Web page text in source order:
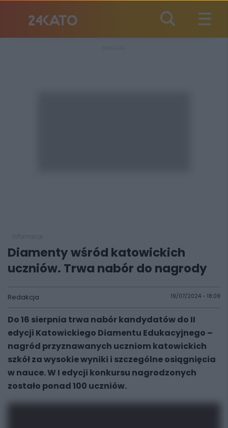
Diamenty wśród katowickich
uczniów. Trwa nabór do nagrody
Redakcja 19/07/2024 - 18:09
Do 16 sierpnia trwa nabór kandydatów do II
edycji Katowickiego Diamentu Edukacyjnego –
nagród przyznawanych uczniom katowickich
szkół za wysokie wyniki i szczególne osiągnięcia
w nauce. W I edycji konkursu nagrodzonych
zostało ponad 100 uczniów.